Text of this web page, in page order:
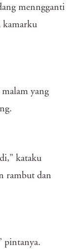
menngganti
kamarku
malam yang
kataku
rambut dan
pintanya.